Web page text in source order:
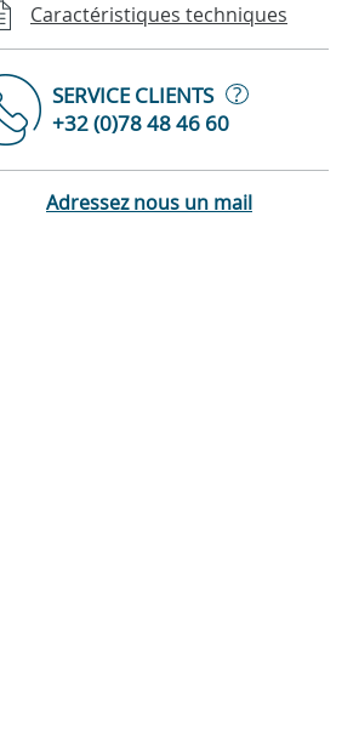
Caractéristiques techniques
SERVICE CLIENTS
?
+32 (0)78 48 46 60
Adressez nous un mail